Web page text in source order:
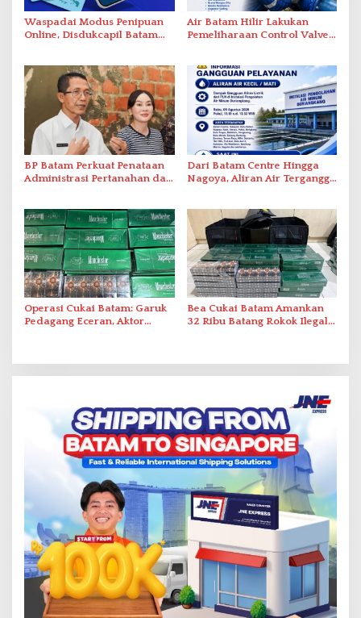
Waspadai Modus Penipuan
Online, Disdukcapil Batam
Air Batam Hilir Lakukan
Pemeliharaan Control Valve,
BP Batam Perkuat Penataan
Administrasi Pertanahan dan
Dari Batam Centre Hingga
Nagoya, Aliran Air Terganggu
Operasi Cukai Batam: Garuk
Pedagang Eceran, Aktor
Bea Cukai Batam Amankan
32 Ribu Batang Rokok Ilegal